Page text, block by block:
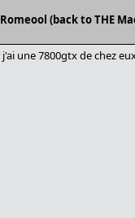
(back to THE
j'ai une 7800gtx de chez